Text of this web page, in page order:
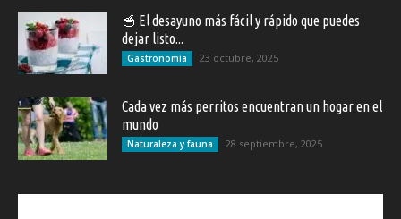
🥣 El desayuno más fácil y rápido que puedes
dejar listo...
Gastronomía 23 octubre, 2025
Cada vez más perritos encuentran un hogar en el
mundo
Naturaleza y fauna 28 septiembre, 2025